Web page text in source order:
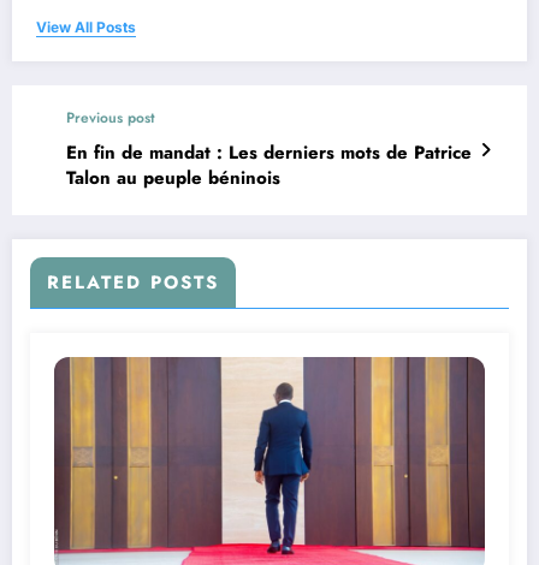
View All Posts
Previous post
En fin de mandat : Les derniers mots de Patrice
Talon au peuple béninois
RELATED POSTS